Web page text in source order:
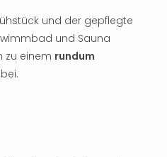
und der gepflegte
und Sauna
zu einem rundum
bei.